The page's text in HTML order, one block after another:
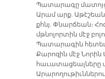
Պատարագը
Արամ արք.
քհնյ. Փնարճեան։
մթնոլորտին մէջ
Պատարագին
Քարոզին մէջ Նորին
հաւատացեալները